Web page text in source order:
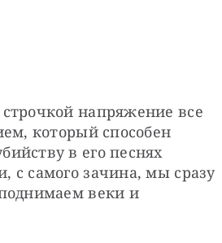
напряжение все
который способен
в его песнях
с самого зачина, мы сразу
веки и